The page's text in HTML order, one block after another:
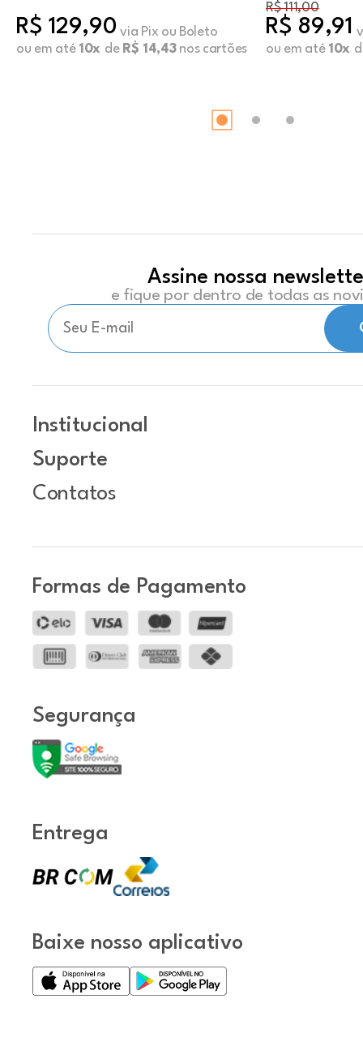
R$ 129,90 via Pix ou Boleto
ou em até 10x de R$ 14,43nos cartões
R$ 111,00
R$ 89,91
ou em até 10x
Assine nossa
e fique por dentro de todas as
Institucional
Suporte
Contatos
Formas de Pagamento
Segurança
Entrega
Baixe nosso aplicativo